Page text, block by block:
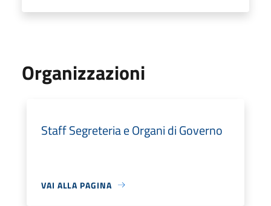
Organizzazioni
Staff Segreteria e Organi di Governo
VAI ALLA PAGINA